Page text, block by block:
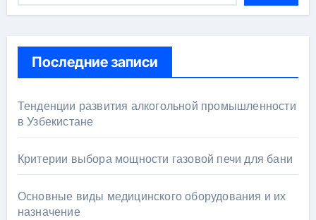
Последние записи
Тенденции развития алкогольной промышленности
в Узбекистане
Критерии выбора мощности газовой печи для бани
Основные виды медицинского оборудования и их
назначение